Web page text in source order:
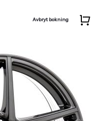
Avbryt bokning